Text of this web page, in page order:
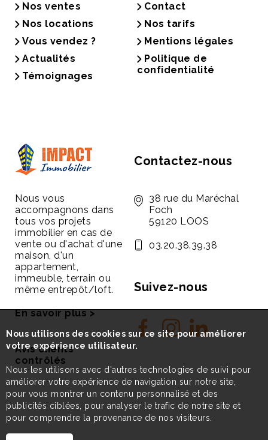
Nos ventes
Nos locations
Vous vendez ?
Actualités
Témoignages
Contact
Nos tarifs
Mentions légales
Politique de
confidentialité
Nous vous
accompagnons dans
tous vos projets
immobilier en cas de
vente ou d'achat d'une
maison, d'un
appartement,
immeuble, terrain ou
même entrepôt/loft.
En savoir plus >
Avis clients
contrôlés
Contactez-nous
38 rue du Maréchal
Foch
59120 LOOS
03.20.38.39.38
Suivez-nous
Nous utilisons des cookies sur ce site pour améliorer
votre expérience utilisateur.
Nous les utilisons avec d'autres technologies de suivi pour
améliorer votre expérience de navigation sur notre site,
pour vous montrer un contenu personnalisé et des
publicités ciblées, pour analyser le trafic de notre site et
pour comprendre la provenance de nos visiteurs.